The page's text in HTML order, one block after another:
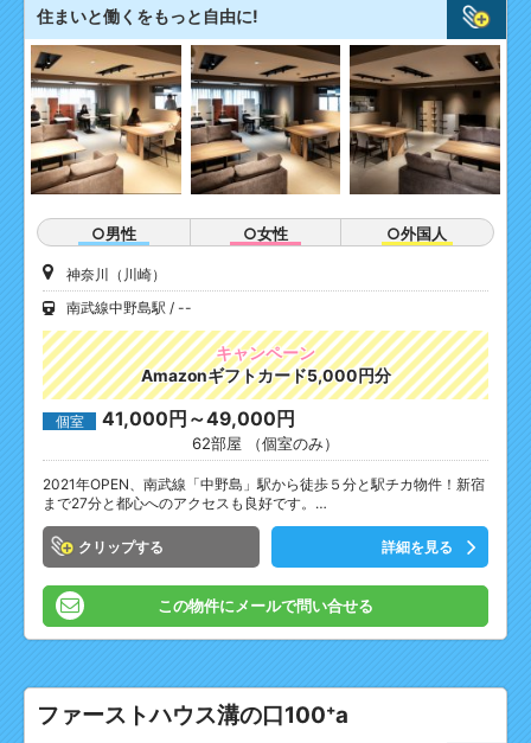
住まいと働くをもっと自由に!
○男性 ○女性 ○外国人
神奈川（川崎）
南武線中野島駅
--
キャンペーン
Amazonギフトカード5,000円分
個室 41,000円～49,000円
62部屋 （個室のみ）
2021年OPEN、南武線「中野島」駅から徒歩５分と駅チカ物件！新宿
まで27分と都心へのアクセスも良好です。…
クリップ 詳細を見る
この物件にメールで問い合せる
ファーストハウス溝の口100⁺a